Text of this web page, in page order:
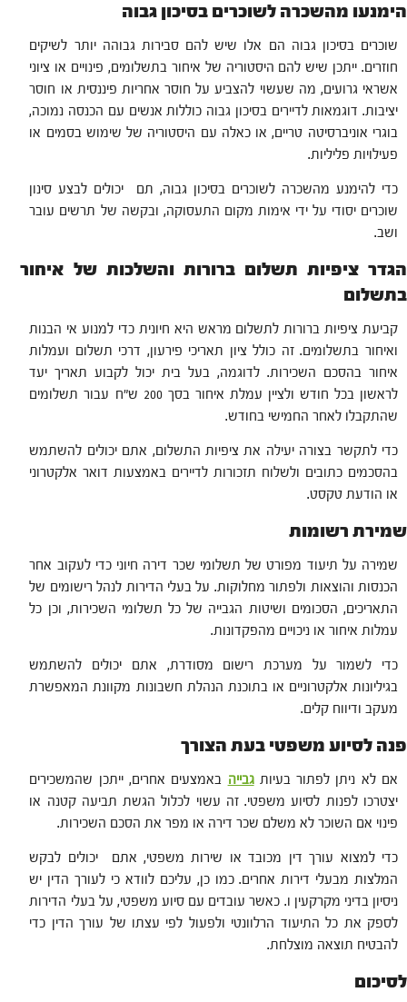
הימנעו מהשכרה לשוכרים בסיכון גבוה
שוכרים בסיכון גבוה הם אלו שיש להם סבירות גבוהה יותר לשיקים
חוזרים. ייתכן שיש להם היסטוריה של איחור בתשלומים, פינויים או ציוני
אשראי גרועים, מה שעשוי להצביע על חוסר אחריות פיננסית או חוסר
יציבות. דוגמאות לדיירים בסיכון גבוה כוללות אנשים עם הכנסה נמוכה,
בוגרי אוניברסיטה טריים, או כאלה עם היסטוריה של שימוש בסמים או
פעילויות פליליות.
כדי להימנע מהשכרה לשוכרים בסיכון גבוה, תם יכולים לבצע סינון
שוכרים יסודי על ידי אימות מקום התעסוקה, ובקשה של תרשים עובר
ושב.
הגדר ציפיות תשלום ברורות והשלכות של איחור
בתשלום
קביעת ציפיות ברורות לתשלום מראש היא חיונית כדי למנוע אי הבנות
ואיחור בתשלומים. זה כולל ציון תאריכי פירעון, דרכי תשלום ועמלות
איחור בהסכם השכירות. לדוגמה, בעל בית יכול לקבוע תאריך יעד
לראשון בכל חודש ולציין עמלת איחור בסך 200 ש"ח עבור תשלומים
שהתקבלו לאחר החמישי בחודש.
כדי לתקשר בצורה יעילה את ציפיות התשלום, אתם יכולים להשתמש
בהסכמים כתובים ולשלוח תזכורות לדיירים באמצעות דואר אלקטרוני
או הודעת טקסט.
שמירת רשומות
שמירה על תיעוד מפורט של תשלומי שכר דירה חיוני כדי לעקוב אחר
הכנסות והוצאות ולפתור מחלוקות. על בעלי הדירות לנהל רישומים של
התאריכים, הסכומים ושיטות הגבייה של כל תשלומי השכירות, וכן כל
עמלות איחור או ניכויים מהפקדונות.
כדי לשמור על מערכת רישום מסודרת, אתם יכולים להשתמש
בגיליונות אלקטרוניים או בתוכנת הנהלת חשבונות מקוונת המאפשרת
מעקב ודיווח קלים.
פנה לסיוע משפטי בעת הצורך
אם לא ניתן לפתור בעיותגבייה באמצעים אחרים, ייתכן שהמשכירים
יצטרכו לפנות לסיוע משפטי. זה עשוי לכלול הגשת תביעה קטנה או
פינוי אם השוכר לא משלם שכר דירה או מפר את הסכם השכירות.
כדי למצוא עורך דין מכובד או שירות משפטי, אתם יכולים לבקש
המלצות מבעלי דירות אחרים. כמו כן, עליכם לוודא כי לעורך הדין יש
ניסיון בדיני מקרקעין ו. כאשר עובדים עם סיוע משפטי, על בעלי הדירות
לספק את כל התיעוד הרלוונטי ולפעול לפי עצתו של עורך הדין כדי
להבטיח תוצאה מוצלחת.
לסיכום